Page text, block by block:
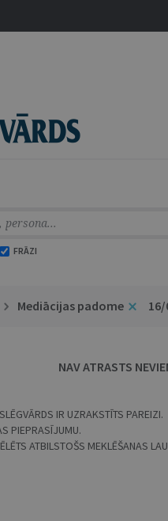
FRĀZI
Mediācijas padome
NAV ATRASTS
IR UZRAKSTĪTS PAREIZI.
PIEPRASĪJUMU.
ATBILSTOŠS MEKLĒŠANAS